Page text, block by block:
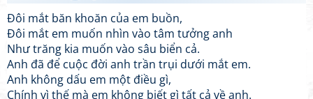
Đôi mắt băn khoăn của em buồn,
Đôi mắt em muốn nhìn vào tâm tưởng anh
Như trăng kia muốn vào sâu biển cả.
Anh đã để cuộc đời anh trần trụi dưới mắt em.
Anh không dấu em một điều gì,
Chính vì thế mà em không biết gì tất cả về anh.